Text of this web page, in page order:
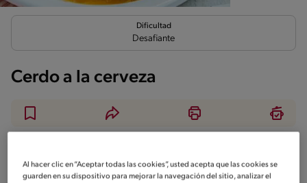
Dificultad
Desafiante
Cerdo a la cerveza
Al hacer clic en “Aceptar todas las cookies”, usted acepta que las cookies se
guarden en su dispositivo para mejorar la navegación del sitio, analizar el